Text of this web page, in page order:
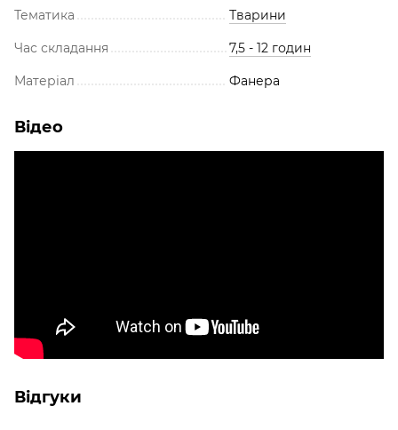
Тематика Тварини
Час складання 7,5 - 12 годин
Матеріал Фанера
Відео
Відгуки